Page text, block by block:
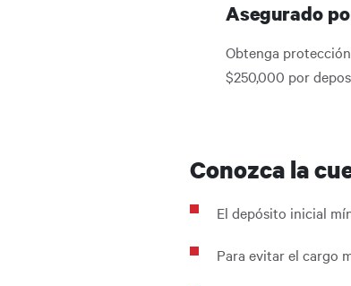
Asegurado
Obtenga
$250,000 por
Conozca la
El depósito inicial
Para evitar el cargo